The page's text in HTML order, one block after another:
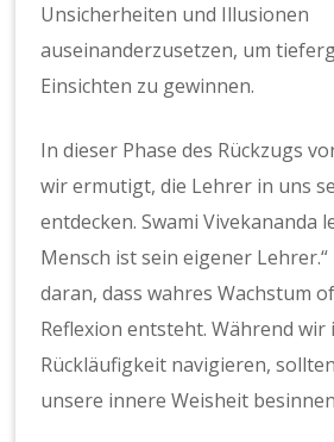
Unsicherheiten und Illusionen
auseinanderzusetzen, um
Einsichten zu gewinnen.
In dieser Phase des Rückzugs
wir ermutigt, die Lehrer in uns
entdecken. Swami Vivekananda
Mensch ist sein eigener
daran, dass wahres Wachstum
Reflexion entsteht. Während wir
Rückläufigkeit navigieren,
unsere innere Weisheit